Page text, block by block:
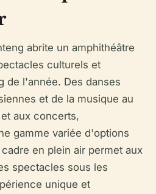
abrite un amphithéâtre
culturels et
de l'année. Des danses
et de la musique au
aux concerts,
gamme variée d'options
en plein air permet aux
spectacles sous les
unique et